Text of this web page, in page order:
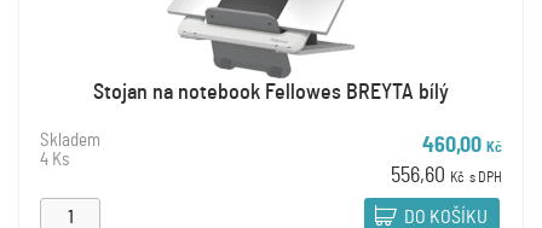
Stojan na notebook Fellowes BREYTA bílý
Skladem
4 Ks
460,00 Kč
556,60 Kč s DPH
DO KOŠÍKU